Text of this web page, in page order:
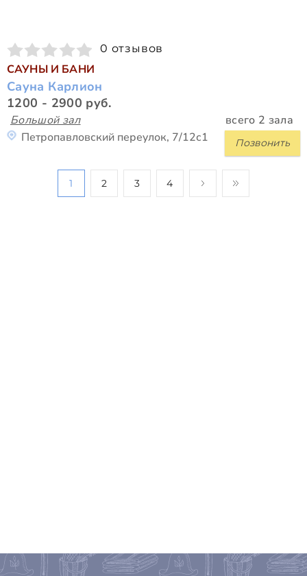
0 отзывов
САУНЫ И БАНИ
Сауна Карлион
1200 - 2900 руб.
Большой зал всего 2 зала
Позвонить
Петропавловский переулок, 7/12с1
1 2 3 4